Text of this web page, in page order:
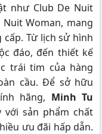
như Club De Nuit
Woman, mang
Từ lịch sử hình
đáo, đến thiết kế
trái tim của hàng
cầu. Để sở hữu
hãng, Minh Tu
với sản phẩm chất
ưu đãi hấp dẫn.